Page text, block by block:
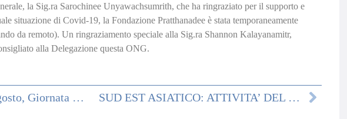
la Sig.ra Sarochinee Unyawachsumrith, che ha ringraziato per il supporto e
situazione di Covid-19, la Fondazione Pratthanadee è stata temporaneamente
da remoto). Un ringraziamento speciale alla Sig.ra Shannon Kalayanamitr,
alla Delegazione questa ONG.
Sud-Est Asiatico: 23 Agosto, Giornata Mondiale Degli Elefanti, Provincia Di Chonburi SUD EST ASIATICO: ATTIVITA’ DEL 12 SETTEMBRE